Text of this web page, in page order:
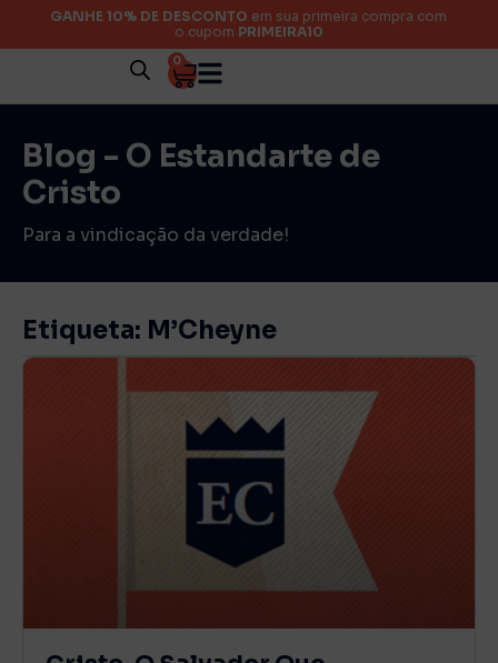
GANHE 10% DE DESCONTO em sua primeira compra com
o cupom PRIMEIRA10
0
Blog - O Estandarte de
Cristo
Para a vindicação da verdade!
Etiqueta: M’Cheyne